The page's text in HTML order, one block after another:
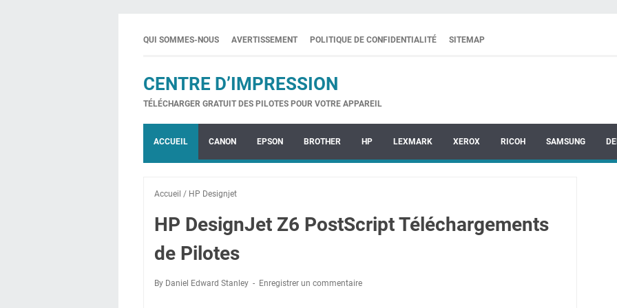
QUI SOMMES-NOUS AVERTISSEMENT POLITIQUE DE CONFIDENTIALITÉ SITEMAP
CENTRE D’IMPRESSION
TÉLÉCHARGER GRATUIT DES PILOTES POUR VOTRE APPAREIL
ACCUEIL CANON EPSON BROTHER HP LEXMARK XEROX RICOH SAMSUNG
Accueil / HP Designjet
HP DesignJet Z6 PostScript Téléchargements
de Pilotes
By Daniel Edward Stanley Enregistrer un commentaire